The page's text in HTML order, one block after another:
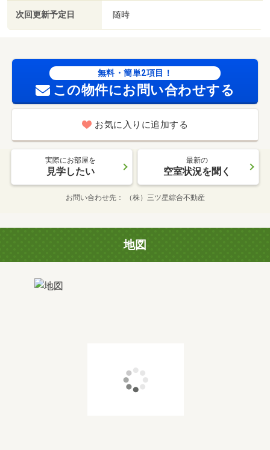
次回更新予定日 随時
無料・簡単2項目！
この物件にお問い合わせする
お気に入りに追加する
実際にお部屋を
見学したい
最新の
空室状況を聞く
お問い合わせ先 （株）三ツ星綜合不動産
地図